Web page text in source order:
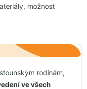
možnost
rodinám,
ve všech